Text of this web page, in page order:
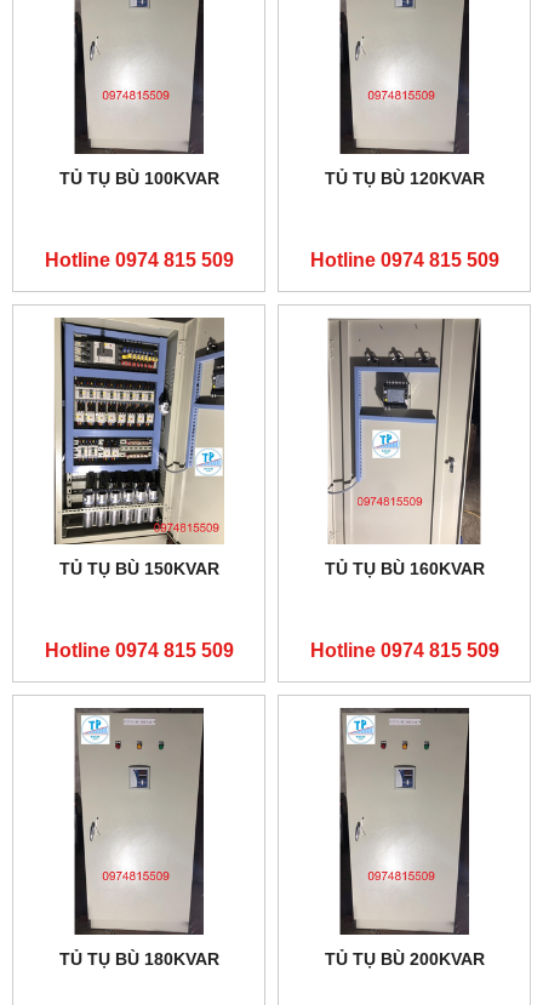
TỦ TỤ BÙ 100KVAR
Hotline 0974 815 509
TỦ TỤ BÙ 120KVAR
Hotline 0974 815 509
TỦ TỤ BÙ 150KVAR
Hotline 0974 815 509
TỦ TỤ BÙ 160KVAR
Hotline 0974 815 509
TỦ TỤ BÙ 180KVAR TỦ TỤ BÙ 200KVAR